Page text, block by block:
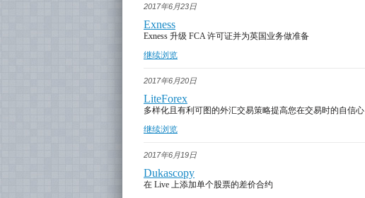
2017年6月23日
Exness
Exness 升级 FCA 许可证并为英国业务做准备
继续浏览
2017年6月20日
LiteForex
多样化且有利可图的外汇交易策略提高您在交易时的自信心
继续浏览
2017年6月19日
Dukascopy
在 Live 上添加单个股票的差价合约